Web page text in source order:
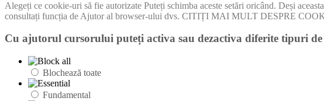
Alegeți ce cookie-uri să fie autorizate Puteți schimba aceste setări oricând. Deși
consultați funcția de Ajutor al browser-ului dvs. CITIȚI MAI MULT DESPRE
Cu ajutorul cursorului puteți activa sau dezactiva diferite tipuri de
Blochează toate
Fundamental